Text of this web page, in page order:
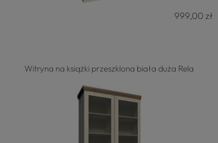
999,00 zł
Witryna na książki przeszklona biała duża Rela